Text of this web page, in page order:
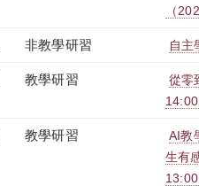
（
非教學研習 自主
教學研習
從零
教學研習
AI教
生有